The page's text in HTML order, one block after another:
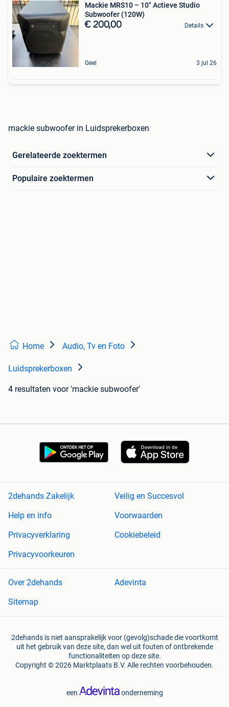
Mackie MRS10 – 10" Actieve Studio
Subwoofer (120W)
€ 200,00 Details
Geel 3 jul 26
mackie subwoofer in Luidsprekerboxen
Gerelateerde zoektermen
Populaire zoektermen
Home Audio, Tv en Foto
Luidsprekerboxen
4 resultaten voor 'mackie subwoofer'
2dehands Zakelijk
Veilig en Succesvol
Help en info
Voorwaarden
Privacyverklaring
Cookiebeleid
Privacyvoorkeuren
Over 2dehands
Adevinta
Sitemap
2dehands is niet aansprakelijk voor (gevolg)schade die voortkomt
uit het gebruik van deze site, dan wel uit fouten of ontbrekende
functionaliteiten op deze site.
Copyright © 2026 Marktplaats B.V. Alle rechten voorbehouden.
een onderneming